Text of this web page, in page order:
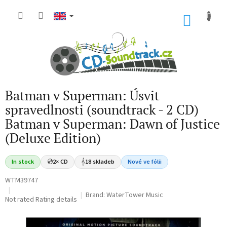
Batman v Superman: Úsvit
spravedlnosti (soundtrack - 2 CD)
Batman v Superman: Dawn of Justice
(Deluxe Edition)
In stock 💿2× CD 𝄞18 skladeb Nové ve fólii
WTM39747
The
product
Not rated Rating details Brand: WaterTower Music